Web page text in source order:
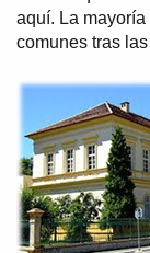
aquí. La
comunes tras